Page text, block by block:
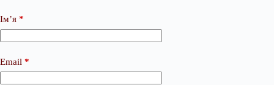
Ім’я *
Email *